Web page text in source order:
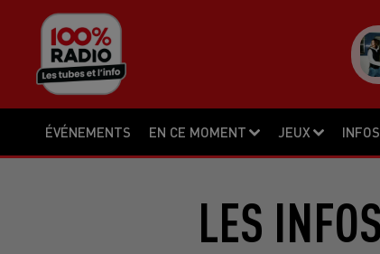
ÉVÉNEMENTS EN CE MOMENT JEUX INFOS
LES